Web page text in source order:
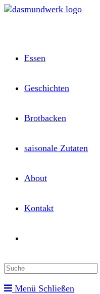
Zum
Essen
Geschichten
Brotbacken
saisonale Zutaten
About
Kontakt
website
Menü Schließen